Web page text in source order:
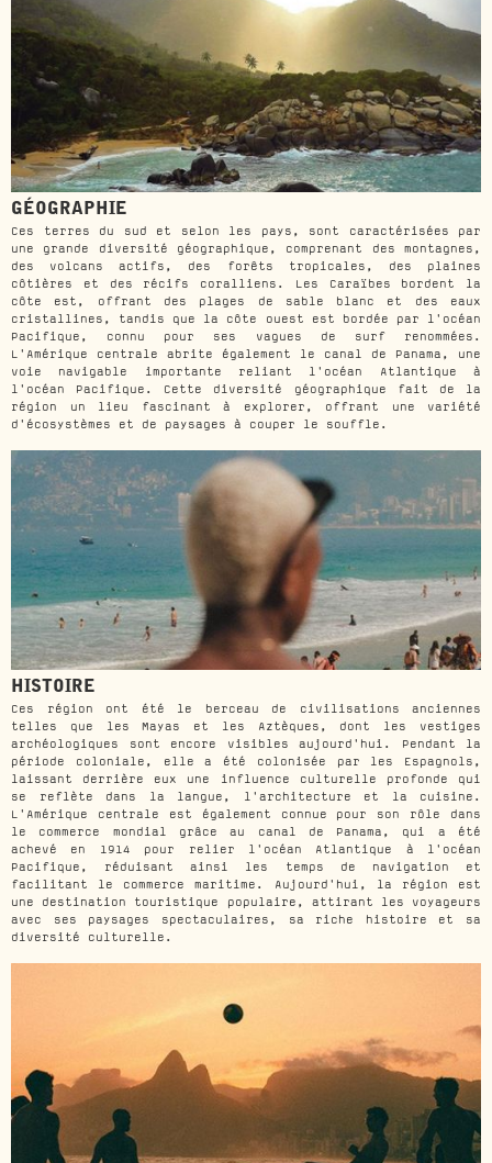
GÉOGRAPHIE
Ces terres du sud et selon les pays, sont caractérisées par
une grande diversité géographique, comprenant des montagnes,
des volcans actifs, des forêts tropicales, des plaines
côtières et des récifs coralliens. Les Caraïbes bordent la
côte est, offrant des plages de sable blanc et des eaux
cristallines, tandis que la côte ouest est bordée par l'océan
Pacifique, connu pour ses vagues de surf renommées.
L'Amérique centrale abrite également le canal de Panama, une
voie navigable importante reliant l'océan Atlantique à
l'océan Pacifique. Cette diversité géographique fait de la
région un lieu fascinant à explorer, offrant une variété
d'écosystèmes et de paysages à couper le souffle.
HISTOIRE
Ces région ont été le berceau de civilisations anciennes
telles que les Mayas et les Aztèques, dont les vestiges
archéologiques sont encore visibles aujourd'hui. Pendant la
période coloniale, elle a été colonisée par les Espagnols,
laissant derrière eux une influence culturelle profonde qui
se reflète dans la langue, l'architecture et la cuisine.
L'Amérique centrale est également connue pour son rôle dans
le commerce mondial grâce au canal de Panama, qui a été
achevé en 1914 pour relier l'océan Atlantique à l'océan
Pacifique, réduisant ainsi les temps de navigation et
facilitant le commerce maritime. Aujourd'hui, la région est
une destination touristique populaire, attirant les voyageurs
avec ses paysages spectaculaires, sa riche histoire et sa
diversité culturelle.